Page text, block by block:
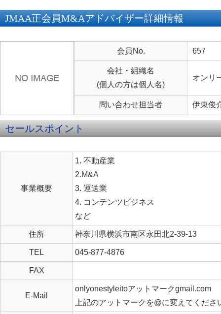
JMAA正会員M&Aアドバイザー詳細情報
会員No. 657
会社・組織名
(個人の方は個人名)
オンリ
問い合わせ担当者 伊東俊
セールスポイント
事業概要
1. 不動産業
2.M&A
3. 運送業
4. コンテンツビジネス
など
住所 神奈川県横浜市南区永田北2-39-13
TEL 045-877-4876
FAX
E-Mail
onlyonestyleitoアットマークgmail.com
上記のアットマークを@に変えてくださ